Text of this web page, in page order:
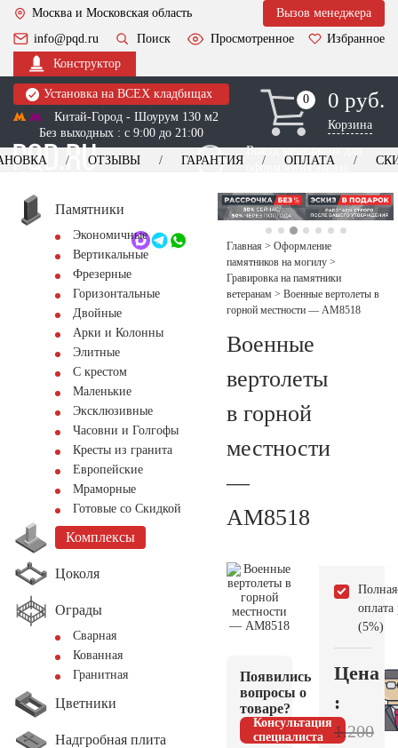
Москва и Московская область
Вызов менеджера
info@pqd.ru
Поиск Просмотренное
Избранное
Конструктор
Установка на ВСЕХ кладбищах
Китай-Город - Шоурум 130 м2
Без выходных : с 9:00 до 21:00
0
0 0 руб.
Корзина
Выезд менеджера для
оформления заказа
+7 (495) 518-44-23
Обратный звонок
ОТЗЫВЫ ГАРАНТИЯ ОПЛАТА
Памятники
Экономичные
Вертикальные
Фрезерные
Горизонтальные
Двойные
Арки и Колонны
Элитные
С крестом
Маленькие
Эксклюзивные
Часовни и Голгофы
Кресты из гранита
Европейские
Мраморные
Готовые со Скидкой
Комплексы
Цоколя
Ограды
Сварная
Кованная
Гранитная
Цветники
Надгробная плита
Главная > Оформление
памятников на могилу >
Гравировка на памятники
ветеранам > Военные вертолеты в
горной местности — AM8518
Военные
вертолеты
в горной
местности
—
AM8518
Появились
вопросы о
товаре?
Консультация
специалиста
Полная
оплата
(5%)
Цена
:
1.200